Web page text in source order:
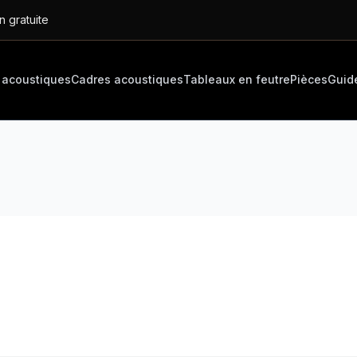
gratuite
Cadres acoustiquesTableaux en feutrePièces